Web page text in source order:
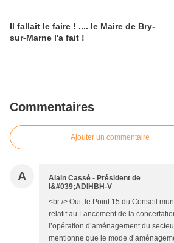
Il fallait le faire ! .... le Maire de Bry-
sur-Marne l'a fait !
Commentaires
Ajouter un commentaire
A
Alain Cassé - Président de
l&#039;ADIHBH-V
<br /> Oui, le Point 15 du Conseil
relatif au Lancement de la
l’opération d’aménagement du
mentionne que le mode